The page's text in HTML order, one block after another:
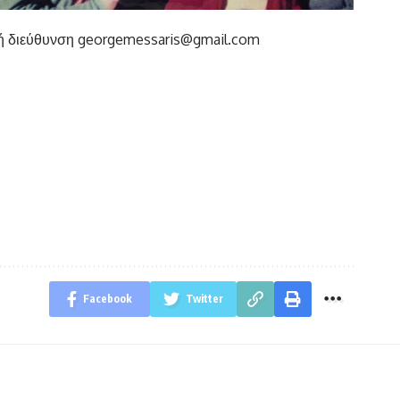
διεύθυνση georgemessaris@gmail.com
Facebook Twitter